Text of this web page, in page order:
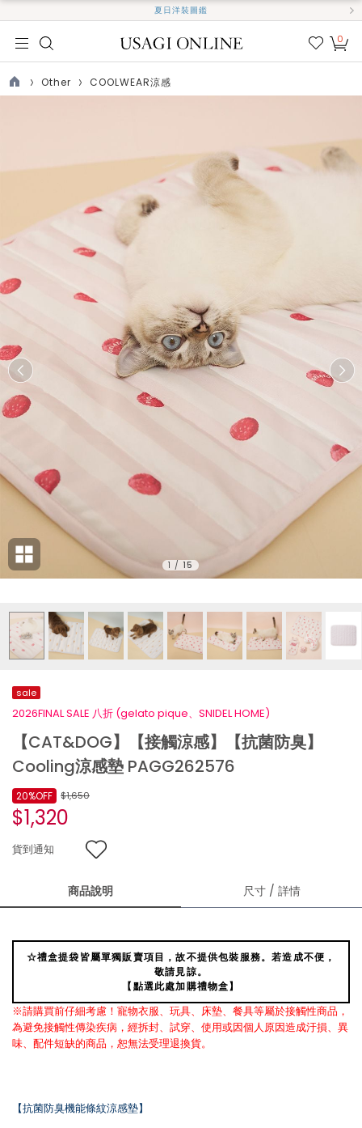
夏日洋裝圖鑑
我的
0
TOP
Other COOLWEAR涼感
1 / 15
sale
2026FINAL SALE 八折 (gelato pique、SNIDEL HOME)
【CAT&DOG】【接觸涼感】【抗菌防臭】
Cooling涼感墊 PAGG262576
$1,650
$1,320
20%OFF
貨到通知
商品說明 尺寸 / 詳情
☆禮盒提袋皆屬單獨販賣項目，故不提供包裝服務。若造成不便，
敬請見諒。
【點選此處加購禮物盒】
※請購買前仔細考慮！寵物衣服、玩具、床墊、餐具等屬於接觸性商品，
為避免接觸性傳染疾病，經拆封、試穿、使用或因個人原因造成汙損、異
味、配件短缺的商品，恕無法受理退換貨。
【抗菌防臭機能條紋涼感墊】